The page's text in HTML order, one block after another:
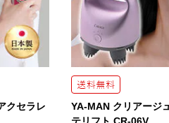
クセラレ
YA-MAN クリアージ